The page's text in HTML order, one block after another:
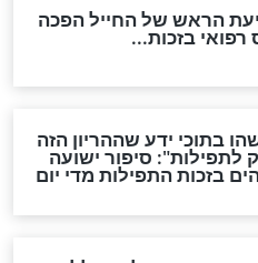
לבטול הגזרות
הדינים
ובאים